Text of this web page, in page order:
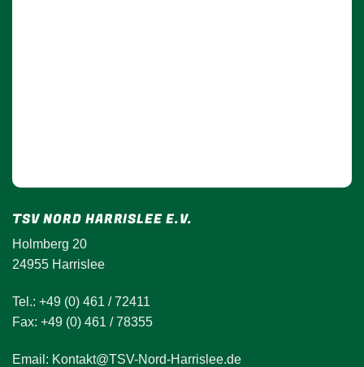
TSV NORD HARRISLEE E.V.
Holmberg 20
24955 Harrislee
Tel.: +49 (0) 461 / 72411
Fax: +49 (0) 461 / 78355
Email: Kontakt@TSV-Nord-Harrislee.de